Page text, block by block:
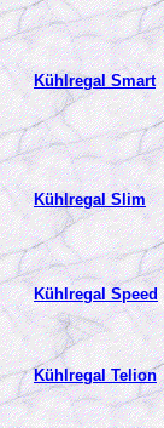
Kühlregal Smart
Kühlregal Slim
Kühlregal Speed
Kühlregal Telion